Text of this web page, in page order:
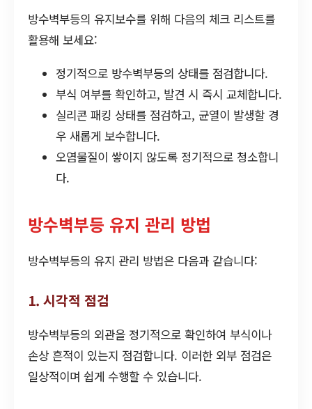
방수벽부등의 유지보수를 위해 다음의 체크 리스트를
활용해 보세요:
정기적으로 방수벽부등의 상태를 점검합니다.
부식 여부를 확인하고, 발견 시 즉시 교체합니다.
실리콘 패킹 상태를 점검하고, 균열이 발생할 경
우 새롭게 보수합니다.
오염물질이 쌓이지 않도록 정기적으로 청소합니
다.
방수벽부등 유지 관리 방법
방수벽부등의 유지 관리 방법은 다음과 같습니다:
1. 시각적 점검
방수벽부등의 외관을 정기적으로 확인하여 부식이나
손상 흔적이 있는지 점검합니다. 이러한 외부 점검은
일상적이며 쉽게 수행할 수 있습니다.